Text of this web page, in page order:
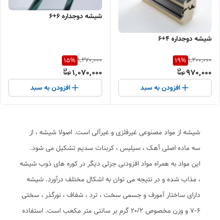
شیشه دوجداره ۴+۶
1,200,000
19%
970,000
افزودن به سبد
شیشه دوجداره ۶+۶
1,270,000
15%
1,070,000
افزودن به سبد
شیشه از مواد مصنوعی غیرفلزی و غیرآلی است. اصولا شیشه ، از
سه ماده اصلی آهک ، سیلیس ، کربنات سدیم تشکیل می شود.
این مواد به همراه مواد افزودنی جزئی دیگر در کوره های ذوب شیشه
، مذاب شده و در نتیجه می توان به اشکال مختلف درآورد. شیشه
دارای ساختار آمورف و جسمی سخت ، ترد ، شفاف ، نورگذر ، سختی
۶-۷ و وزن مخصوص ۲۰/۲ گرم بر سانتی متر مکعب است. استفاده